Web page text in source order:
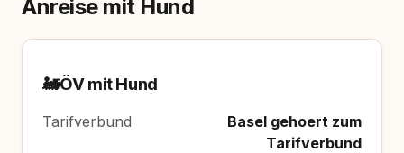
Anreise mit Hund
🚂ÖV mit Hund
Tarifverbund
Basel gehoert zum
Tarifverbund